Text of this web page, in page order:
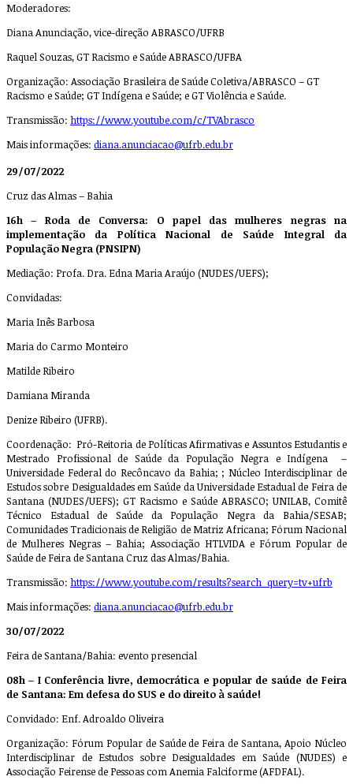
Moderadores:
Diana Anunciação, vice-direção ABRASCO/UFRB
Raquel Souzas, GT Racismo e Saúde ABRASCO/UFBA
Organização: Associação Brasileira de Saúde Coletiva/ABRASCO – GT
Racismo e Saúde; GT Indígena e Saúde; e GT Violência e Saúde.
Transmissão: https://www.youtube.com/c/TVAbrasco
Mais informações: diana.anunciacao@ufrb.edu.br
29/07/2022
Cruz das Almas – Bahia
16h – Roda de Conversa: O papel das mulheres negras na
implementação da Política Nacional de Saúde Integral da
População Negra (PNSIPN)
Mediação: Profa. Dra. Edna Maria Araújo (NUDES/UEFS);
Convidadas:
Maria Inês Barbosa
Maria do Carmo Monteiro
Matilde Ribeiro
Damiana Miranda
Denize Ribeiro (UFRB).
Coordenação: Pró-Reitoria de Políticas Afirmativas e Assuntos Estudantis e
Mestrado Profissional de Saúde da População Negra e Indígena –
Universidade Federal do Recôncavo da Bahia; ; Núcleo Interdisciplinar de
Estudos sobre Desigualdades em Saúde da Universidade Estadual de Feira de
Santana (NUDES/UEFS); GT Racismo e Saúde ABRASCO; UNILAB, Comitê
Técnico Estadual de Saúde da População Negra da Bahia/SESAB;
Comunidades Tradicionais de Religião de Matriz Africana; Fórum Nacional
de Mulheres Negras – Bahia; Associação HTLVIDA e Fórum Popular de
Saúde de Feira de Santana Cruz das Almas/Bahia.
Transmissão: https://www.youtube.com/results?search_query=tv+ufrb
Mais informações: diana.anunciacao@ufrb.edu.br
30/07/2022
Feira de Santana/Bahia: evento presencial
08h – I Conferência livre, democrática e popular de saúde de Feira
de Santana: Em defesa do SUS e do direito à saúde!
Convidado: Enf. Adroaldo Oliveira
Organização: Fórum Popular de Saúde de Feira de Santana, Apoio Núcleo
Interdisciplinar de Estudos sobre Desigualdades em Saúde (NUDES) e
Associação Feirense de Pessoas com Anemia Falciforme (AFDFAL).